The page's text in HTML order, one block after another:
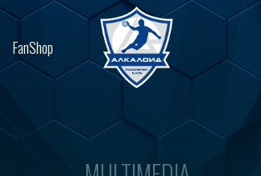
FanShop